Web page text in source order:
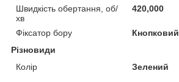
Швидкість обертання, об/
хв
420,000
Фіксатор бору
Кнопковий
Різновиди
Колір
Зелений